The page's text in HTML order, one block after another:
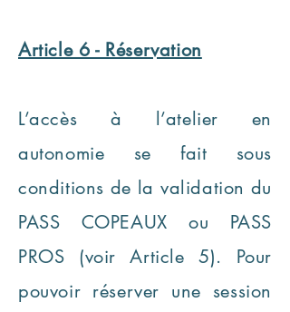
Article 6 - Réservation
L’accès à l’atelier en
autonomie se fait sous
conditions de la validation du
PASS COPEAUX ou PASS
PROS (voir Article 5). Pour
pouvoir réserver une session